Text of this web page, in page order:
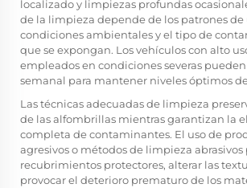
localizado y limpiezas profundas
de la limpieza depende de los patrones de
condiciones ambientales y el tipo de
que se expongan. Los vehículos con alto
empleados en condiciones severas
semanal para mantener niveles óptimos
Las técnicas adecuadas de limpieza
de las alfombrillas mientras garantizan la
completa de contaminantes. El uso de
agresivos o métodos de limpieza
recubrimientos protectores, alterar las
provocar el deterioro prematuro de los